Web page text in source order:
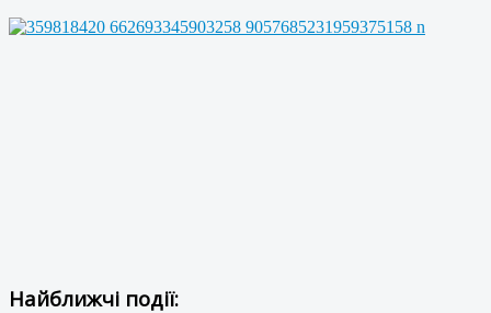
Найближчі події: